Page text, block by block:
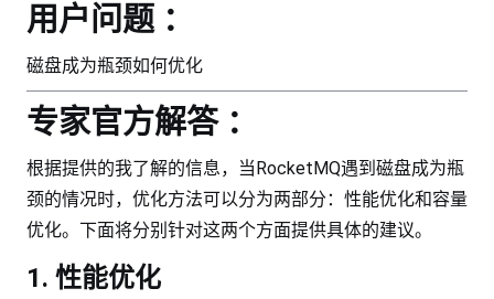
用户问题 ：
磁盘成为瓶颈如何优化
专家官方解答 ：
根据提供的我了解的信息，当RocketMQ遇到磁盘成为瓶
颈的情况时，优化方法可以分为两部分：性能优化和容量
优化。下面将分别针对这两个方面提供具体的建议。
1. 性能优化